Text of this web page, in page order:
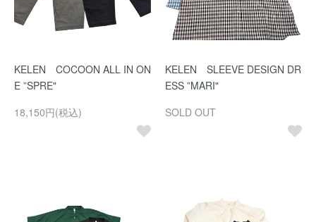
KELEN COCOON ALL IN ON
E ”SPRE"
18,150円(税込)
KELEN SLEEVE DESIGN DR
ESS ”MARI"
SOLD OUT